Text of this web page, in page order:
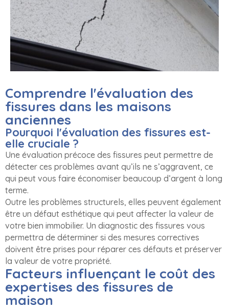
Comprendre l'évaluation des
fissures dans les maisons
anciennes
Pourquoi l'évaluation des fissures est-
elle cruciale ?
Une évaluation précoce des fissures peut permettre de
détecter ces problèmes avant qu’ils ne s’aggravent, ce
qui peut vous faire économiser beaucoup d’argent à long
terme.
Outre les problèmes structurels, elles peuvent également
être un défaut esthétique qui peut affecter la valeur de
votre bien immobilier. Un diagnostic des fissures vous
permettra de déterminer si des mesures correctives
doivent être prises pour réparer ces défauts et préserver
la valeur de votre propriété.
Facteurs influençant le coût des
expertises des fissures de
maison